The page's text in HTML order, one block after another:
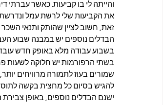
והייתה לי בו קביעות. כאשר עברתי
את הקביעות שלי לרשת עמל
זאת, חשוב לציין שהותק ותנאי השכר
הבדלים נוספים יש במבנה שבוע
בשתי הרפורמות יש חלוקה לשעות
שמורים בעוז לתמורה מרוויחים
להגיש בסיום כל מחצית בקשה לתוספת של 18 שעות נוספות עליהם הם
ישנם הבדלים נוספים, באופן